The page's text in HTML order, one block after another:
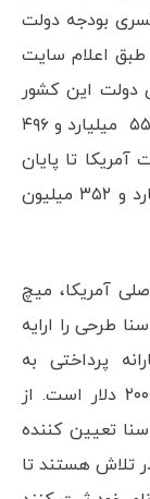
بودجه دولت
اعلام سایت
دولت این کشور
تا پایان ماه دسامبر ۲۰۲۰ به ۲۷ تریلیون و ۵۵۳ میلیارد و ۴۹۶
تا پایان
ماه دسامبر نیز به سه تریلیون و ۲۳۶ میلیارد و ۳۵۲ میلیون
آمریکا، میچ
طرحی را ارایه
پرداختی به
شهروندان آمریکایی از ۶۰۰ دلار فعلی به ۲۰۰۰ دلار است. از
تعیین کننده
تلاش هستند تا